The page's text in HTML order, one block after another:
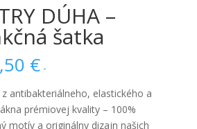
DÚHA –
šatka
€.
€Aktuálna
cena
je:
6,50 €.
-
antibakteriálneho, elastického a
prémiovej kvality – 100%
motív a originálny dizajn našich